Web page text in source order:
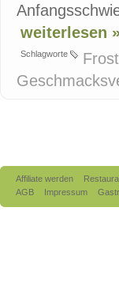
weiterlesen
Schlagworte
Affiliate werden
AGB
Impressum